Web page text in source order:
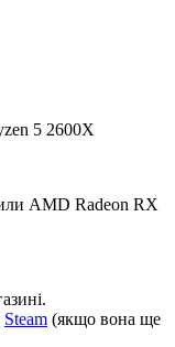
5 2600X
AMD Radeon RX
Steam (якщо вона ще